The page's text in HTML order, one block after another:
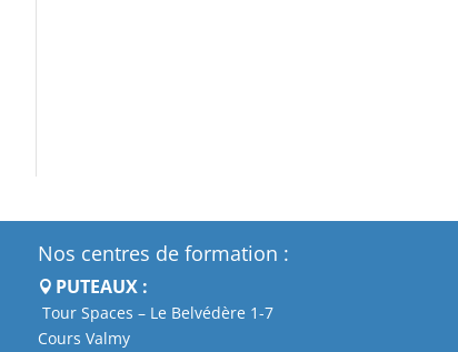
Nos centres de formation :
PUTEAUX :
Tour Spaces – Le Belvédère 1-7
Cours Valmy